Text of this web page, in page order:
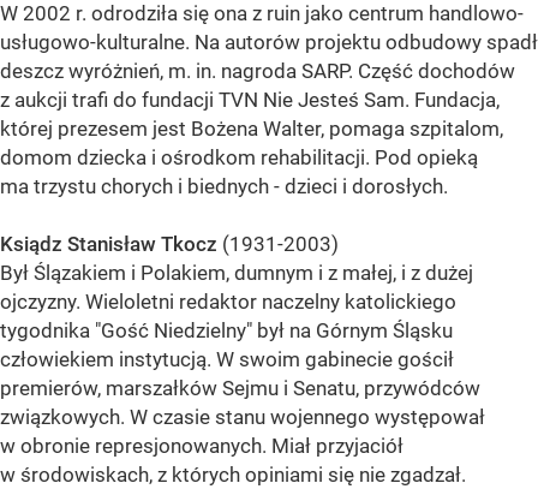
W 2002 r. odrodziła się ona z ruin jako centrum handlowo-
usługowo-kulturalne. Na autorów projektu odbudowy spadł
deszcz wyróżnień, m. in. nagroda SARP. Część dochodów
z aukcji trafi do fundacji TVN Nie Jesteś Sam. Fundacja,
której prezesem jest Bożena Walter, pomaga szpitalom,
domom dziecka i ośrodkom rehabilitacji. Pod opieką
ma trzystu chorych i biednych - dzieci i dorosłych.
Ksiądz Stanisław Tkocz (1931-2003)
Był Ślązakiem i Polakiem, dumnym i z małej, i z dużej
ojczyzny. Wieloletni redaktor naczelny katolickiego
tygodnika "Gość Niedzielny" był na Górnym Śląsku
człowiekiem instytucją. W swoim gabinecie gościł
premierów, marszałków Sejmu i Senatu, przywódców
związkowych. W czasie stanu wojennego występował
w obronie represjonowanych. Miał przyjaciół
w środowiskach, z których opiniami się nie zgadzał.